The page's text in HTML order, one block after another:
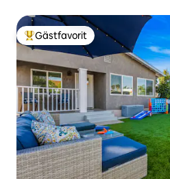
Populär gästfavorit
Gästfavorit